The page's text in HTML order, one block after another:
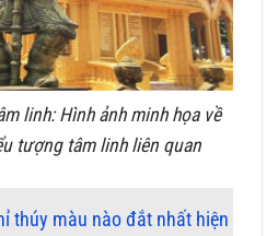
linh: Hình ảnh minh họa về
tượng tâm linh liên quan
thúy màu nào đắt nhất hiện